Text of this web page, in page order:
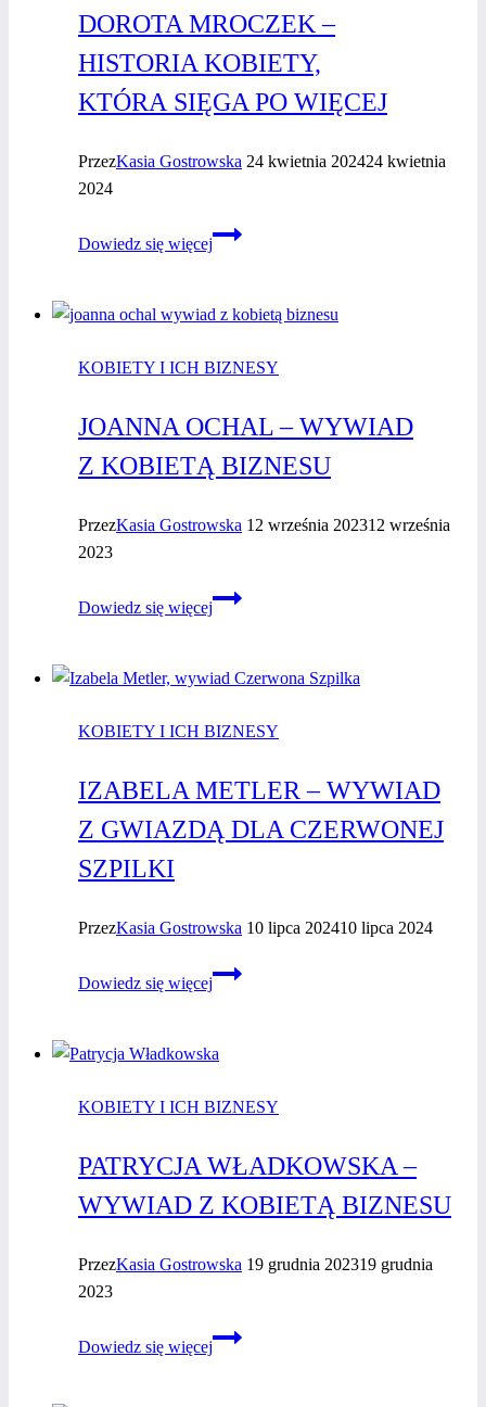
DOROTA MROCZEK –
HISTORIA KOBIETY,
KTÓRA SIĘGA PO WIĘCEJ
PrzezKasia Gostrowska 24 kwietnia 202424 kwietnia
2024
Dowiedz się więcej
Dorota
Historia
która sięga
KOBIETY I ICH BIZNESY
JOANNA OCHAL – WYWIAD
Z KOBIETĄ BIZNESU
PrzezKasia Gostrowska 12 września 202312 września
2023
Dowiedz się więcej
Joanna
wywiad
biznesu
KOBIETY I ICH BIZNESY
IZABELA METLER – WYWIAD
Z GWIAZDĄ DLA CZERWONEJ
SZPILKI
PrzezKasia Gostrowska 10 lipca 202410 lipca 2024
Dowiedz się więcej
Izabela
wywiad
dla
Szpilki
KOBIETY I ICH BIZNESY
PATRYCJA WŁADKOWSKA –
WYWIAD Z KOBIETĄ BIZNESU
PrzezKasia Gostrowska 19 grudnia 202319 grudnia
2023
Dowiedz się więcej
Patrycja